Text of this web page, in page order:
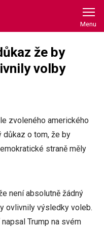
že by
volby
zvoleného amerického
důkaz o tom, že by
straně měly
není absolutně žádný
ovlivnily výsledky voleb.
Trump na svém